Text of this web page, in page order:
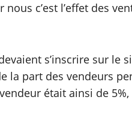
c’est l’effet des
s’inscrire sur le
la part des vendeurs
était ainsi de 5%,